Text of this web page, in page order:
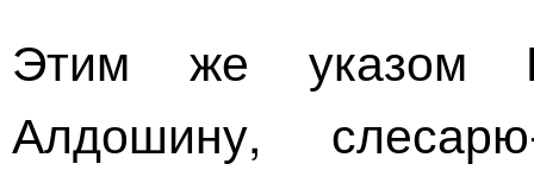
Этим же указом
Алдошину,